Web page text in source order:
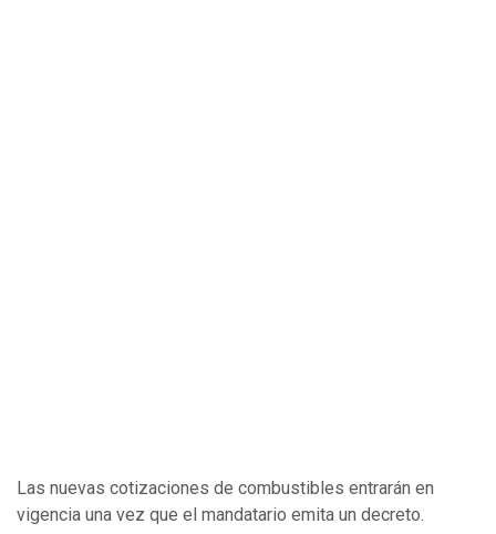
Las nuevas cotizaciones de combustibles entrarán en
vigencia una vez que el mandatario emita un decreto.